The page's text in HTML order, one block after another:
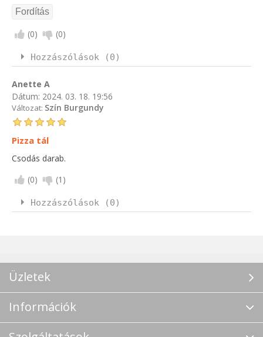
(0) (0)
Hozzászólások (0)
Anette A
Dátum: 2024. 03. 18. 19:56
Változat: Szín Burgundy
Pizza tál
Csodás darab.
(0) (1 )
Hozzászólások (0)
Üzletek
Információk